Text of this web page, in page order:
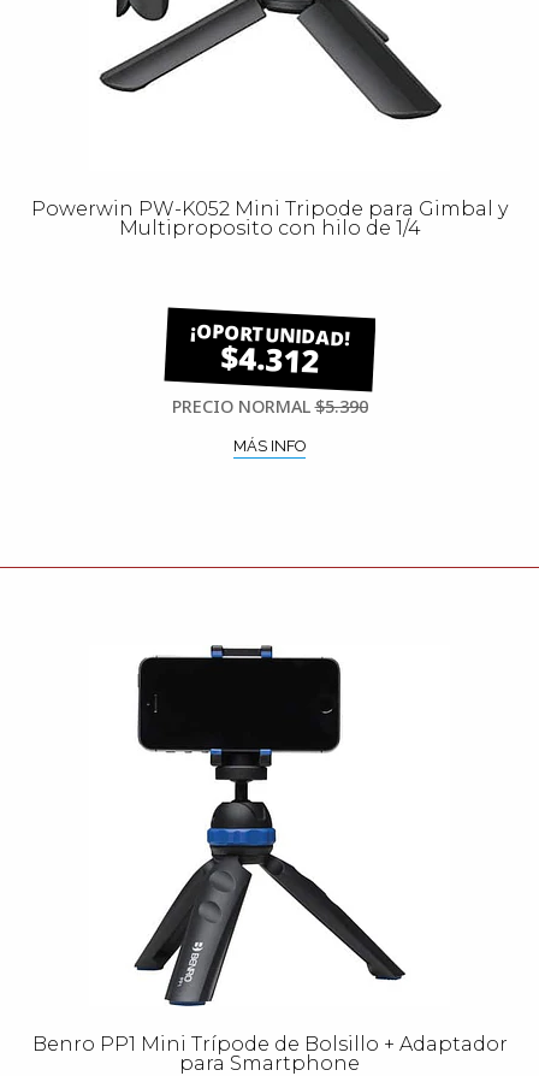
Powerwin PW-K052 Mini Tripode para Gimbal y
Multiproposito con hilo de 1/4
$4.312
PRECIO NORMAL$5.390
MÁS INFO
Benro PP1 Mini Trípode de Bolsillo + Adaptador
para Smartphone